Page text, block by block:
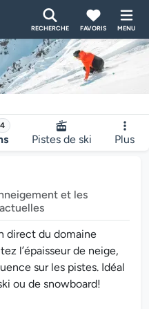
RECHERCHE FAVORIS MENU
4
Pistes de ski Plus
et les
direct du domaine
l’épaisseur de neige,
sur les pistes. Idéal
ou de snowboard!